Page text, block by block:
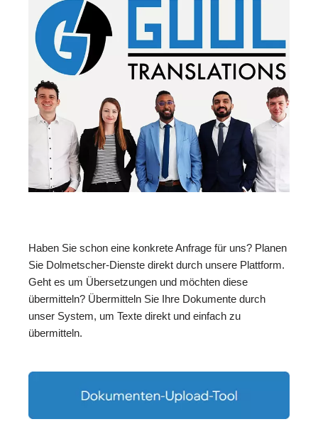
Haben Sie schon eine konkrete Anfrage für uns? Planen
Sie Dolmetscher-Dienste direkt durch unsere Plattform.
Geht es um Übersetzungen und möchten diese
übermitteln? Übermitteln Sie Ihre Dokumente durch
unser System, um Texte direkt und einfach zu
übermitteln.